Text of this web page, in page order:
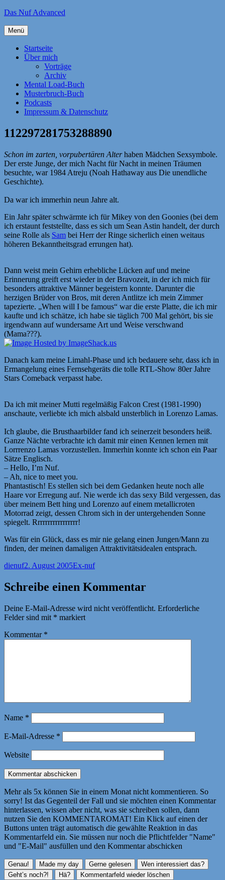
Zum
springen
Das Nuf Advanced
Menü
Startseite
Über mich
Vorträge
Archiv
Mental Load-Buch
Musterbruch-Buch
Podcasts
Impressum & Datenschutz
112297281753288890
Schon im zarten, vorpubertären Alterhaben Mädchen Sexsymbole.
Der erste Junge, der mich Nacht für Nacht in meinen Träumen
besuchte, war 1984 Atreju (Noah Hathaway aus Die unendliche
Geschichte).
Da war ich immerhin neun Jahre alt.
Ein Jahr später schwärmte ich für Mikey von den Goonies (bei dem
ich erstaunt feststellte, dass es sich um Sean Astin handelt, der durch
seine Rolle als Sam bei Herr der Ringe sicherlich einen weitaus
höheren Bekanntheitsgrad errungen hat).
Dann weist mein Gehirn erhebliche Lücken auf und meine
Erinnerung greift erst wieder in der Bravozeit, in der ich mich für
besonders attraktive Männer begeistern konnte. Darunter die
herzigen Brüder von Bros, mit deren Antlitze ich mein Zimmer
tapezierte. „When will I be famous“ war die erste Platte, die ich mir
kaufte und ich schätze, ich habe sie täglich 700 Mal gehört, bis sie
irgendwann auf wundersame Art und Weise verschwand
(Mama???).
Danach kam meine Limahl-Phase und ich bedauere sehr, dass ich in
Ermangelung eines Fernsehgeräts die tolle RTL-Show 80er Jahre
Stars Comeback verpasst habe.
Da ich mit meiner Mutti regelmäßig Falcon Crest (1981-1990)
anschaute, verliebte ich mich alsbald unsterblich in Lorenzo Lamas.
Ich glaube, die Brusthaarbilder fand ich seinerzeit besonders heiß.
Ganze Nächte verbrachte ich damit mir einen Kennen lernen mit
Lorrrenzo Lamas vorzustellen. Immerhin konnte ich schon ein Paar
Sätze Englisch.
– Hello, I’m Nuf.
– Ah, nice to meet you.
Phantastisch! Es stellen sich bei dem Gedanken heute noch alle
Haare vor Erregung auf. Nie werde ich das sexy Bild vergessen, das
über meinem Bett hing und Lorenzo auf einem metallicroten
Motorrad zeigt, dessen Chrom sich in der untergehenden Sonne
spiegelt. Rrrrrrrrrrrrrrrrr!
Was für ein Glück, dass es mir nie gelang einen Jungen/Mann zu
finden, der meinen damaligen Attraktivitätsidealen entsprach.
Autor
dienufVeröffentlicht
2. August 2005Kategorien
Ex-nuf
Schreibe einen Kommentar
Deine E-Mail-Adresse wird nicht veröffentlicht. Erforderliche
Felder sind mit * markiert
Kommentar *
Name *
E-Mail-Adresse *
Website
Mehr als 5x können Sie in einem Monat nicht kommentieren. So
sorry! Ist das Gegenteil der Fall und sie möchten einen Kommentar
hinterlassen, wissen aber nicht, was sie schreiben sollen, dann
nutzen Sie den KOMMENTAROMAT! Ein Klick auf einen der
Buttons unten trägt automatisch die gewählte Reaktion in das
Kommentarfeld ein. Sie müssen nur noch die Pflichtfelder "Name"
und "E-Mail" ausfüllen und den Kommentar abschicken